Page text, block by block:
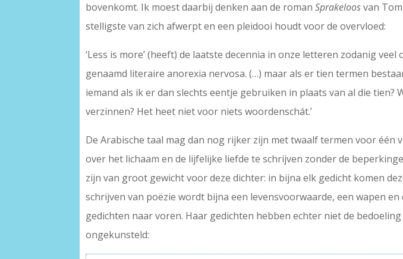
bovenkomt. Ik moest daarbij denken aan de romanSprakeloosvan
stelligste van zich afwerpt en een pleidooi houdt voor de overvloed:
‘Less is more’ (heeft) de laatste decennia in onze letteren zodanig
genaamd literaire anorexia nervosa. (…) maar als er tien termen
iemand als ik er dan slechts eentje gebruiken in plaats van al die
verzinnen? Het heet niet voor niets woordenschát.’
De Arabische taal mag dan nog rijker zijn met twaalf termen voor
over het lichaam en de lijfelijke liefde te schrijven zonder de
zijn van groot gewicht voor deze dichter: in bijna elk gedicht komen
schrijven van poëzie wordt bijna een levensvoorwaarde, een wapen
gedichten naar voren. Haar gedichten hebben echter niet de
ongekunsteld: